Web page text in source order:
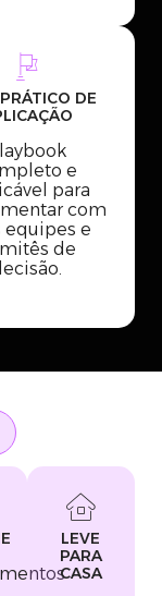
DE
e
para
com
equipes e
de
LEVE
PARA
CASA